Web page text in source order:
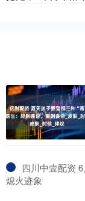
四川中壹配资
熄火迹象